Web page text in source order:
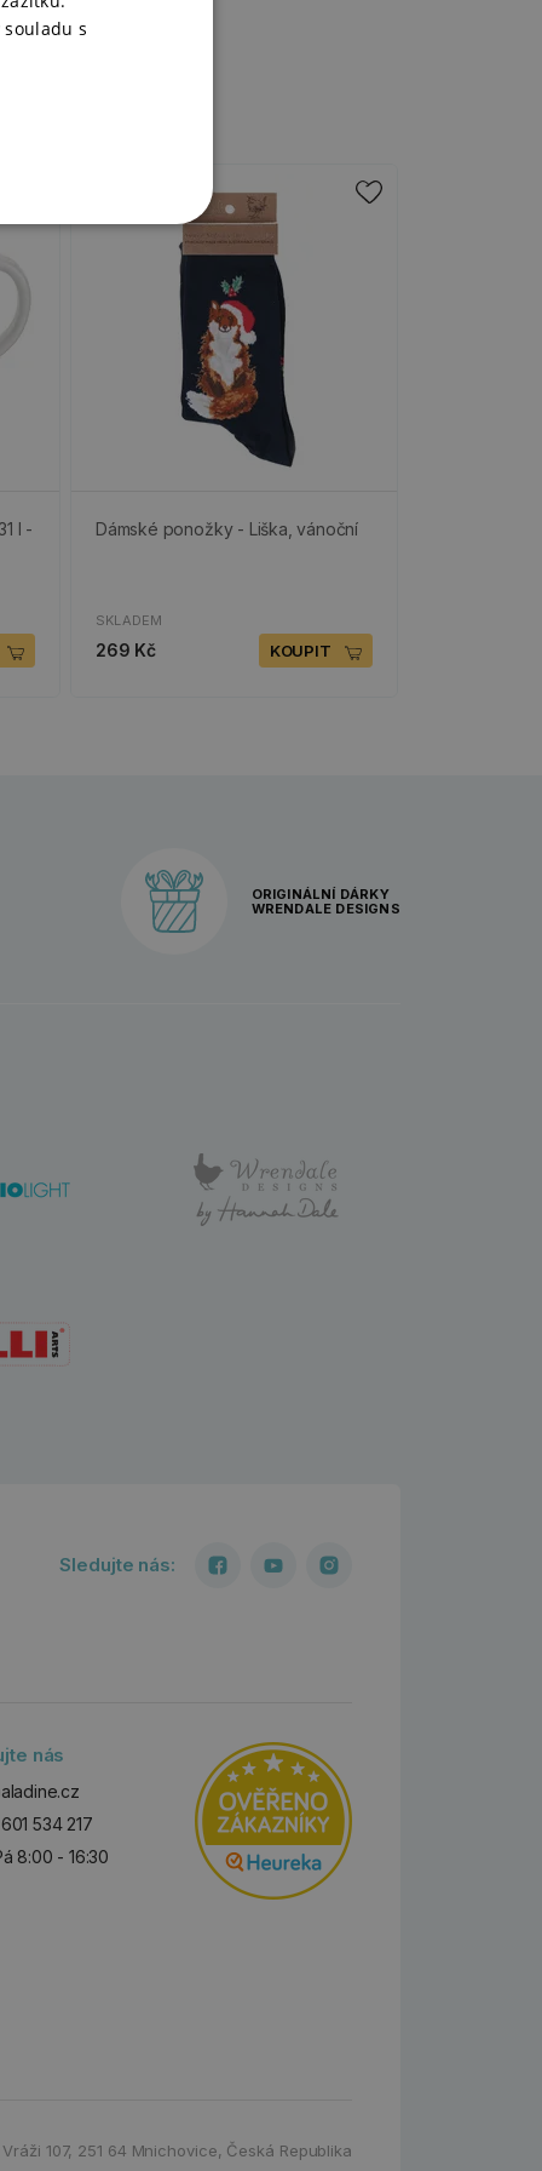
l -
Dámské ponožky - Liška, vánoční
SKLADEM
269 Kč KOUPIT
ORIGINÁLNÍ DÁRKY
WRENDALE DESIGNS
Sledujte nás:
nás
534 217
8:00 - 16:30
Vráži 107, 251 64 Mnichovice, Česká Republika
souladu s